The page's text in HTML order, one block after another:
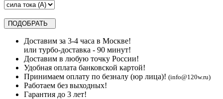
Доставим за 3-4 часа в Москве!
или турбо-доставка - 90 минут!
Доставим в любую точку России!
Удобная оплата банковской картой!
Принимаем оплату по безналу (юр лица)! (info@120w.ru)
Работаем без выходных!
Гарантия до 3 лет!